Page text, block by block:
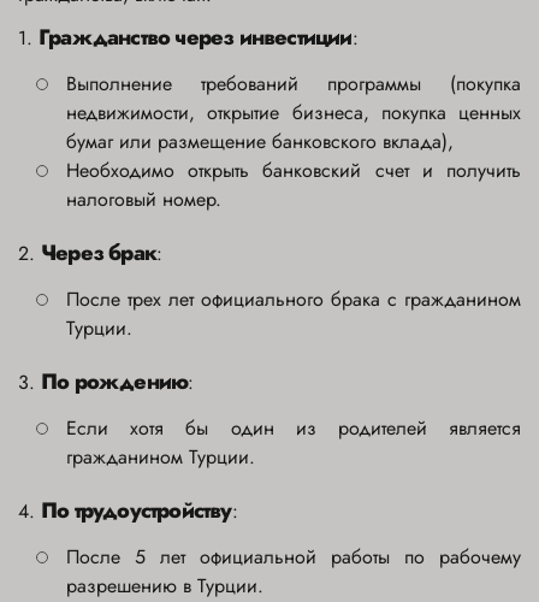
1. Гражданство через инвестиции:
Выполнение требований программы (покупка
недвижимости, открытие бизнеса, покупка ценных
бумаг или размещение банковского вклада),
Необходимо открыть банковский счет и получить
налоговый номер.
2. Через брак:
После трех лет официального брака с гражданином
Турции.
3. По рождению:
Если хотя бы один из родителей является
гражданином Турции.
4. По трудоустройству:
После 5 лет официальной работы по рабочему
разрешению в Турции.